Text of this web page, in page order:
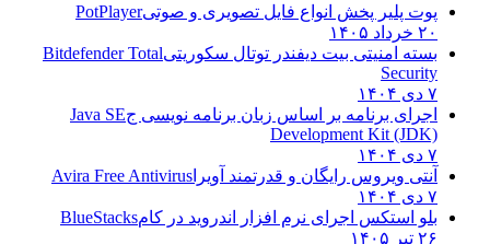
پوت پلیر پخش انواع فایل تصویری و صوتیPotPlayer
بسته امنیتی بیت دیفندر توتال سکوریتی Bitdefender Total
Security
اجرای برنامه بر اساس زبان برنامه نویسی جJava SE
Development Kit (JDK)
آنتی ویروس رایگان و قدرتمند آویرا Avira Free Antivirus
بلو استکس اجرای نرم افزار اندروید در کام BlueStacks